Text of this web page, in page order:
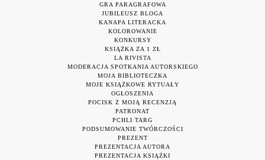
GRA PARAGRAFOWA
JUBILEUSZ BLOGA
KANAPA LITERACKA
KOLOROWANIE
KONKURSY
KSIĄŻKA ZA 1 ZŁ
LA RIVISTA
MODERACJA SPOTKANIA AUTORSKIEGO
MOJA BIBLIOTECZKA
MOJE KSIĄŻKOWE RYTUAŁY
OGŁOSZENIA
POCISK Z MOJĄ RECENZJĄ
PATRONAT
PCHLI TARG
PODSUMOWANIE TWÓRCZOŚCI
PREZENT
PREZENTACJA AUTORA
PREZENTACJA KSIĄŻKI